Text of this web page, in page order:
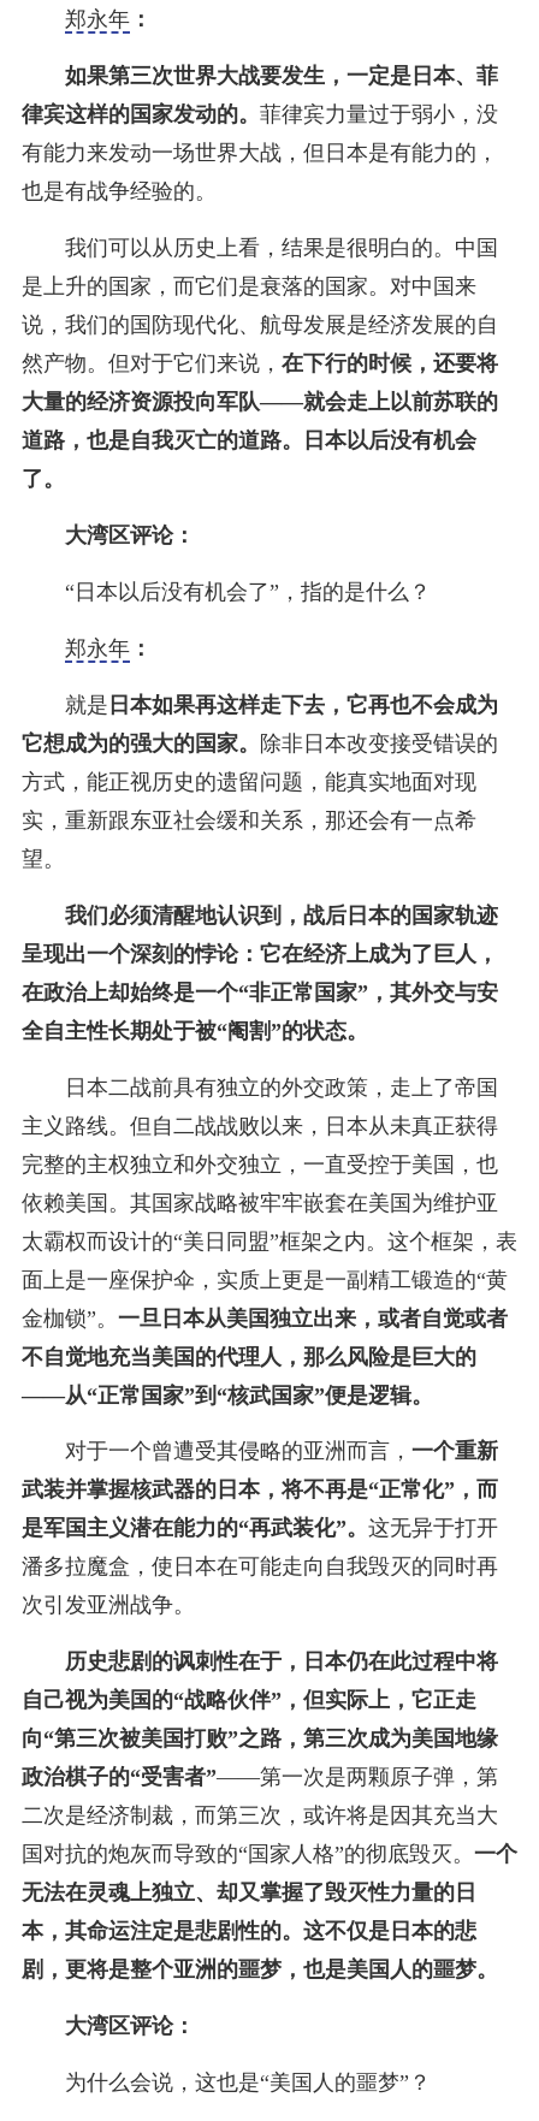
郑永年：
如果第三次世界大战要发生，一定是日本、菲
律宾这样的国家发动的。 菲律宾力量过于弱小，没
有能力来发动一场世界大战，但日本是有能力的，
也是有战争经验的。
我们可以从历史上看，结果是很明白的。中国
是上升的国家，而它们是衰落的国家。对中国来
说，我们的国防现代化、航母发展是经济发展的自
然产物。但对于它们来说， 在下行的时候，还要将
大量的经济资源投向军队——就会走上以前苏联的
道路，也是自我灭亡的道路。日本以后没有机会
了。
大湾区评论：
“日本以后没有机会了”，指的是什么？
郑永年：
就是 日本如果再这样走下去，它再也不会成为
它想成为的强大的国家。
除非日本改变接受错误的
方式，能正视历史的遗留问题，能真实地面对现
实，重新跟东亚社会缓和关系，那还会有一点希
望。
我们必须清醒地认识到，战后日本的国家轨迹
呈现出一个深刻的悖论：它在经济上成为了巨人，
在政治上却始终是一个“非正常国家”，其外交与安
全自主性长期处于被“阉割”的状态。
日本二战前具有独立的外交政策，走上了帝国
主义路线。但自二战战败以来，日本从未真正获得
完整的主权独立和外交独立，一直受控于美国，也
依赖美国。其国家战略被牢牢嵌套在美国为维护亚
太霸权而设计的“美日同盟”框架之内。这个框架，表
面上是一座保护伞，实质上更是一副精工锻造的“黄
金枷锁”。 一旦日本从美国独立出来，或者自觉或者
不自觉地充当美国的代理人，那么风险是巨大的
——从“正常国家”到“核武国家”便是逻辑。
对于一个曾遭受其侵略的亚洲而言， 一个重新
武装并掌握核武器的日本，将不再是“正常化”，而
是军国主义潜在能力的“再武装化”。 这无异于打开
潘多拉魔盒，使日本在可能走向自我毁灭的同时再
次引发亚洲战争。
历史悲剧的讽刺性在于，日本仍在此过程中将
自己视为美国的“战略伙伴”，但实际上， 它正走
向“第三次被美国打败”之路，第三次成为美国地缘
政治棋子的“受害者”——第一次是两颗原子弹，第
二次是经济制裁，而第三次，或许将是因其充当大
国对抗的炮灰而导致的“国家人格”的彻底毁灭。 一个
无法在灵魂上独立、却又掌握了毁灭性力量的日
本，其命运注定是悲剧性的。 这不仅是日本的悲
剧，更将是整个亚洲的噩梦，也是美国人的噩梦。
大湾区评论：
为什么会说，这也是“美国人的噩梦”？